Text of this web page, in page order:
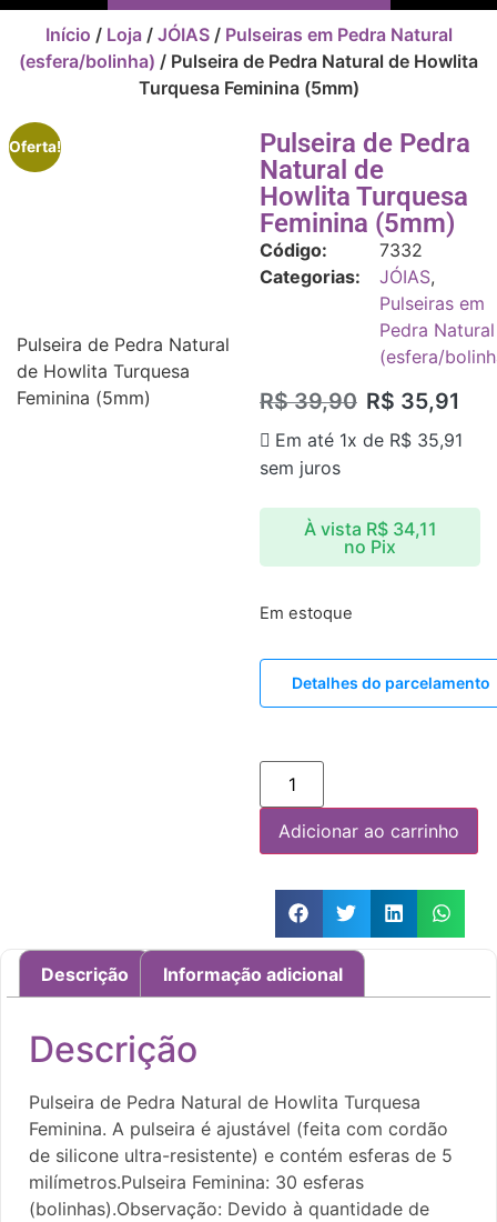
Início / Loja/ JÓIAS/ Pulseiras em Pedra Natural
(esfera/bolinha) / Pulseira de Pedra Natural de Howlita
Turquesa Feminina (5mm)
Oferta!
Pulseira de Pedra Natural
de Howlita Turquesa
Feminina (5mm)
Pulseira de Pedra
Natural de
Howlita Turquesa
Feminina (5mm)
Código:
7332
Categorias:
JÓIAS,
Pulseiras em
Pedra Natural
(esfera/
R$39,90 R$ 35,91
Em até 1x de R$ 35,91
sem juros
À vista R$34,11
no Pix
Em estoque
Detalhes do parcelamento
Adicionar ao carrinho
Descrição Informação adicional
Descrição
Pulseira de Pedra Natural de Howlita Turquesa
Feminina. A pulseira é ajustável (feita com cordão
de silicone ultra-resistente) e contém esferas de 5
milímetros.Pulseira Feminina: 30 esferas
(bolinhas).Observação: Devido à quantidade de